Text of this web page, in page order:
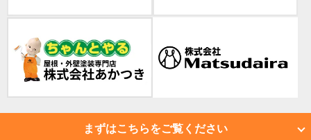
まずはこちらをご覧ください